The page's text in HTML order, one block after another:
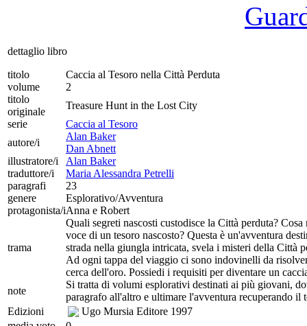
dettaglio libro
titolo
Caccia al Tesoro nella Città Perduta
volume
2
titolo
originale
Treasure Hunt in the Lost City
serie
Caccia al Tesoro
autore/i
Alan Baker
Dan Abnett
illustratore/i
Alan Baker
traduttore/i
Maria Alessandra Petrelli
paragrafi
23
genere
Esplorativo/Avventura
protagonista/iAnna e Robert
trama
Quali segreti nascosti custodisce la Città perduta?
voce di un tesoro nascosto? Questa è un'avventura
strada nella giungla intricata, svela i misteri della Città
Ad ogni tappa del viaggio ci sono indovinelli da
cerca dell'oro. Possiedi i requisiti per diventare un
note
Si tratta di volumi esplorativi destinati ai più giovani,
paragrafo all'altro e ultimare l'avventura recuperando il
Edizioni
Ugo Mursia Editore 1997